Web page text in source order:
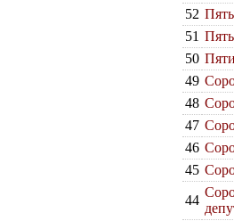
52
51
50
49
48
47
46
45
44